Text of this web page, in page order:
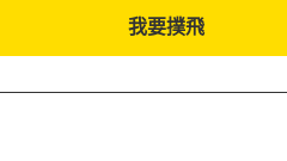
我要撲飛